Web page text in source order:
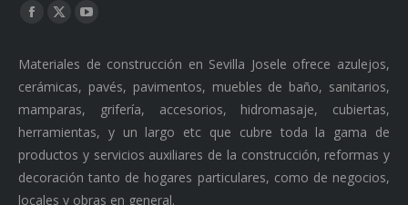
Find us on:
Facebook
opens
in
new
window
X
opens
in
new
window
YouTube
opens
in
new
window
Materiales de construcción en Sevilla Josele ofrece azulejos,
cerámicas, pavés, pavimentos, muebles de baño, sanitarios,
mamparas, grifería, accesorios, hidromasaje, cubiertas,
herramientas, y un largo etc que cubre toda la gama de
productos y servicios auxiliares de la construcción, reformas y
decoración tanto de hogares particulares, como de negocios,
locales y obras en general.